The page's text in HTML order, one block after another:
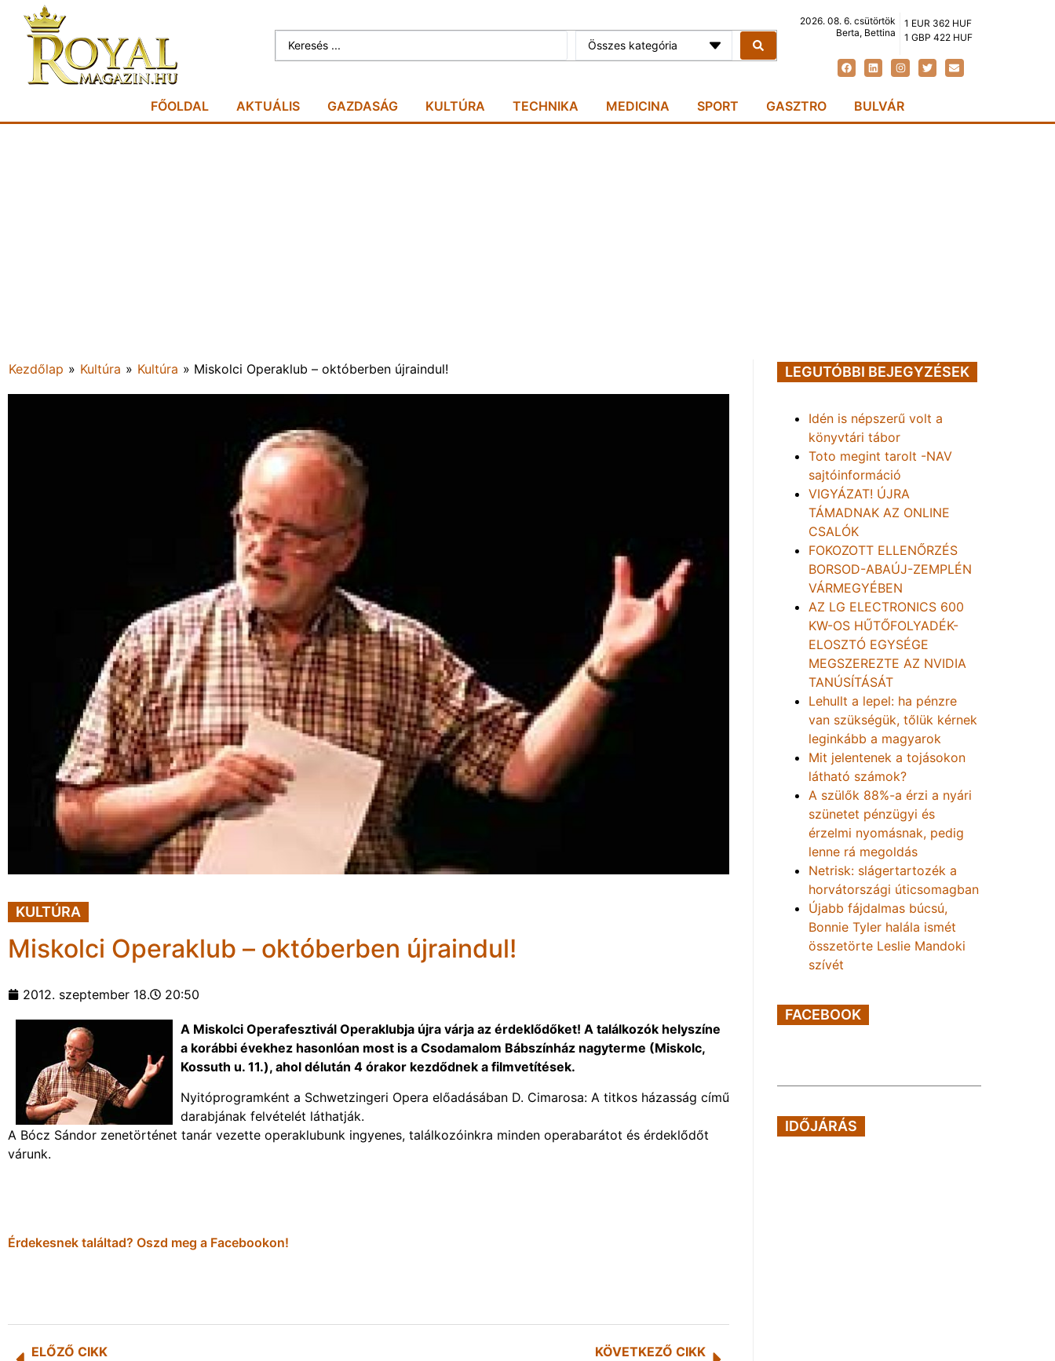
Összes kategória
2026. 08. 6. csütörtök
Berta, Bettina
1 EUR 362 HUF
1 GBP 422 HUF
FŐOLDAL AKTUÁLIS GAZDASÁG KULTÚRA TECHNIKA MEDICINA SPORT GASZTRO BULVÁR
Kezdőlap » Kultúra » Kultúra » Miskolci Operaklub – októberben újraindul!
KULTÚRA
Miskolci Operaklub – októberben újraindul!
2012. szeptember 18. 20:50
A Miskolci Operafesztivál Operaklubja újra várja az érdeklődőket! A találkozók helyszíne
a korábbi évekhez hasonlóan most is a Csodamalom Bábszínház nagyterme (Miskolc,
Kossuth u. 11.), ahol délután 4 órakor kezdődnek a filmvetítések.
Nyitóprogramként a Schwetzingeri Opera előadásában D. Cimarosa: A titkos házasság című
darabjának felvételét láthatják.
A Bócz Sándor zenetörténet tanár vezette operaklubunk ingyenes, találkozóinkra minden operabarátot és érdeklődőt
várunk.
Érdekesnek találtad? Oszd meg a Facebookon!
ELŐZŐ CIKK KÖVETKEZŐ CIKK
LEGUTÓBBI BEJEGYZÉSEK
Idén is népszerű volt a
könyvtári tábor
Toto megint tarolt -NAV
sajtóinformáció
VIGYÁZAT! ÚJRA
TÁMADNAK AZ ONLINE
CSALÓK
FOKOZOTT ELLENŐRZÉS
BORSOD-ABAÚJ-ZEMPLÉN
VÁRMEGYÉBEN
AZ LG ELECTRONICS 600
KW-OS HŰTŐFOLYADÉK-
ELOSZTÓ EGYSÉGE
MEGSZEREZTE AZ NVIDIA
TANÚSÍTÁSÁT
Lehullt a lepel: ha pénzre
van szükségük, tőlük kérnek
leginkább a magyarok
Mit jelentenek a tojásokon
látható számok?
A szülők 88%-a érzi a nyári
szünetet pénzügyi és
érzelmi nyomásnak, pedig
lenne rá megoldás
Netrisk: slágertartozék a
horvátországi úticsomagban
Újabb fájdalmas búcsú,
Bonnie Tyler halála ismét
összetörte Leslie Mandoki
szívét
FACEBOOK
IDŐJÁRÁS